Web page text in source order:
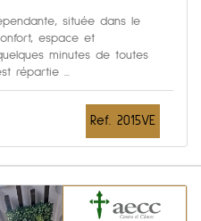
située dans le
espace et
minutes de toutes
répartie ...
Ref. 2015VE